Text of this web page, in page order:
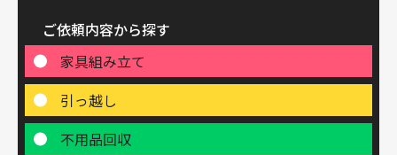
ご依頼内容から探す
家具組み立て
引っ越し
不用品回収